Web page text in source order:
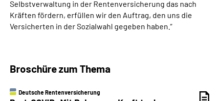
Selbstverwaltung in der Rentenversicherung das nach
Kräften fördern, erfüllen wir den Auftrag, den uns die
Versicherten in der Sozialwahl gegeben haben.“
Broschüre zum Thema
Deutsche Rentenversicherung